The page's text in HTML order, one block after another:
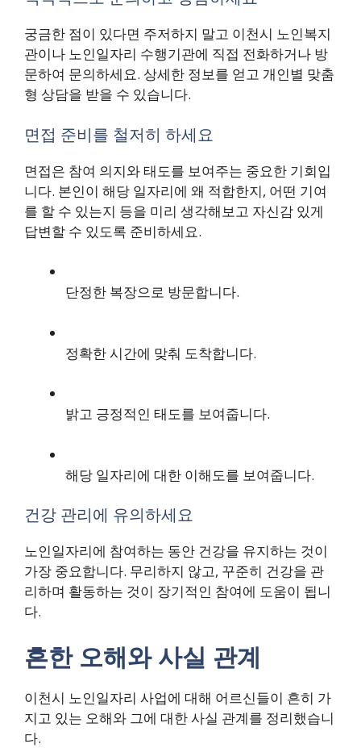
궁금한 점이 있다면 주저하지 말고 이천시 노인복지
관이나 노인일자리 수행기관에 직접 전화하거나 방
문하여 문의하세요. 상세한 정보를 얻고 개인별 맞춤
형 상담을 받을 수 있습니다.
면접 준비를 철저히 하세요
면접은 참여 의지와 태도를 보여주는 중요한 기회입
니다. 본인이 해당 일자리에 왜 적합한지, 어떤 기여
를 할 수 있는지 등을 미리 생각해보고 자신감 있게
답변할 수 있도록 준비하세요.
단정한 복장으로 방문합니다.
정확한 시간에 맞춰 도착합니다.
밝고 긍정적인 태도를 보여줍니다.
해당 일자리에 대한 이해도를 보여줍니다.
건강 관리에 유의하세요
노인일자리에 참여하는 동안 건강을 유지하는 것이
가장 중요합니다. 무리하지 않고, 꾸준히 건강을 관
리하며 활동하는 것이 장기적인 참여에 도움이 됩니
다.
흔한 오해와 사실 관계
이천시 노인일자리 사업에 대해 어르신들이 흔히 가
지고 있는 오해와 그에 대한 사실 관계를 정리했습니
다.